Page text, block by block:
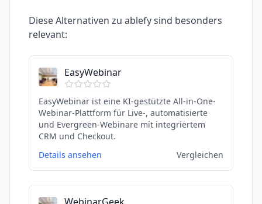
Diese Alternativen zu ablefysind besonders
relevant:
EasyWebinar
EasyWebinar ist eine KI-gestützte All-in-One-
Webinar-Plattform für Live-, automatisierte
und Evergreen-Webinare mit integriertem
CRM und Checkout.
Details ansehen
Vergleichen